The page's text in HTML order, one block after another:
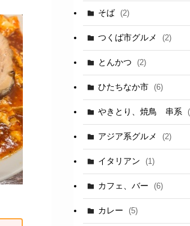
そば (2)
つくば市グルメ (2)
とんかつ (2)
ひたちなか市 (6)
やきとり、焼鳥 串系
アジア系グルメ (2)
イタリアン (1)
カフェ、バー (6)
カレー (5)